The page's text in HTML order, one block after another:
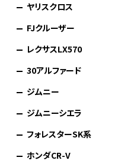
ヤリスクロス
FJクルーザー
レクサスLX570
30アルファード
ジムニー
ジムニーシエラ
フォレスターSK系
ホンダCR-V